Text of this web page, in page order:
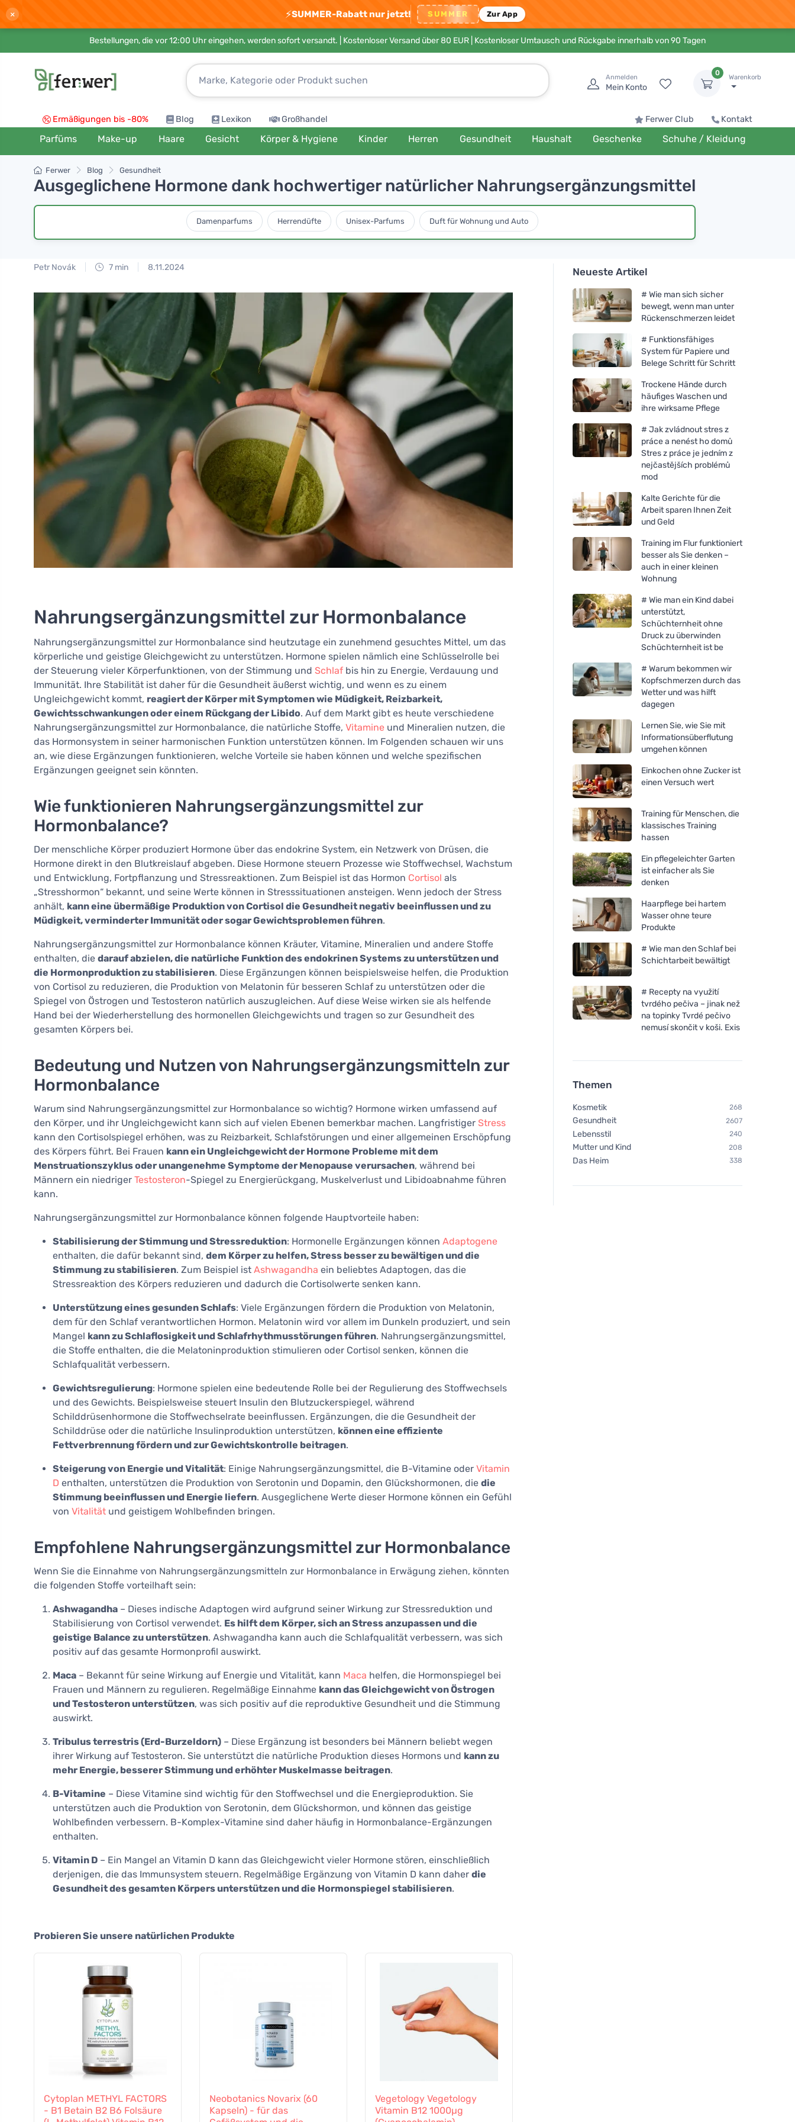
× ⚡SUMMER-Rabatt nur jetzt! SUMMER Zur App
Bestellungen, die vor 12:00 Uhr eingehen, werden sofort versandt. | Kostenloser Versand über 80 EUR | Kostenloser Umtausch und Rückgabe innerhalb von 90 Tagen
Anmelden
Mein Konto
0
Warenkorb
Ermäßigungen bis -80% Blog Lexikon Großhandel Ferwer Club Kontakt
Parfüms Make-up Haare Gesicht Körper & Hygiene Kinder Herren Gesundheit Haushalt Geschenke Schuhe / Kleidung
Ferwer Blog Gesundheit
Ausgeglichene Hormone dank hochwertiger natürlicher Nahrungsergänzungsmittel
Damenparfums Herrendüfte Unisex-Parfums Duft für Wohnung und Auto
Petr Novák 7 min 8.11.2024
Nahrungsergänzungsmittel zur Hormonbalance
Nahrungsergänzungsmittel zur Hormonbalance sind heutzutage ein zunehmend gesuchtes Mittel, um das
körperliche und geistige Gleichgewicht zu unterstützen. Hormone spielen nämlich eine Schlüsselrolle bei
der Steuerung vieler Körperfunktionen, von der Stimmung und Schlaf bis hin zu Energie, Verdauung und
Immunität. Ihre Stabilität ist daher für die Gesundheit äußerst wichtig, und wenn es zu einem
Ungleichgewicht kommt, reagiert der Körper mit Symptomen wie Müdigkeit, Reizbarkeit,
Gewichtsschwankungen oder einem Rückgang der Libido. Auf dem Markt gibt es heute verschiedene
Nahrungsergänzungsmittel zur Hormonbalance, die natürliche Stoffe, Vitamine und Mineralien nutzen, die
das Hormonsystem in seiner harmonischen Funktion unterstützen können. Im Folgenden schauen wir uns
an, wie diese Ergänzungen funktionieren, welche Vorteile sie haben können und welche spezifischen
Ergänzungen geeignet sein könnten.
Wie funktionieren Nahrungsergänzungsmittel zur
Hormonbalance?
Der menschliche Körper produziert Hormone über das endokrine System, ein Netzwerk von Drüsen, die
Hormone direkt in den Blutkreislauf abgeben. Diese Hormone steuern Prozesse wie Stoffwechsel, Wachstum
und Entwicklung, Fortpflanzung und Stressreaktionen. Zum Beispiel ist das Hormon Cortisol als
„Stresshormon“ bekannt, und seine Werte können in Stresssituationen ansteigen. Wenn jedoch der Stress
anhält, kann eine übermäßige Produktion von Cortisol die Gesundheit negativ beeinflussen und zu
Müdigkeit, verminderter Immunität oder sogar Gewichtsproblemen führen.
Nahrungsergänzungsmittel zur Hormonbalance können Kräuter, Vitamine, Mineralien und andere Stoffe
enthalten, die darauf abzielen, die natürliche Funktion des endokrinen Systems zu unterstützen und
die Hormonproduktion zu stabilisieren. Diese Ergänzungen können beispielsweise helfen, die Produktion
von Cortisol zu reduzieren, die Produktion von Melatonin für besseren Schlaf zu unterstützen oder die
Spiegel von Östrogen und Testosteron natürlich auszugleichen. Auf diese Weise wirken sie als helfende
Hand bei der Wiederherstellung des hormonellen Gleichgewichts und tragen so zur Gesundheit des
gesamten Körpers bei.
Bedeutung und Nutzen von Nahrungsergänzungsmitteln zur
Hormonbalance
Warum sind Nahrungsergänzungsmittel zur Hormonbalance so wichtig? Hormone wirken umfassend auf
den Körper, und ihr Ungleichgewicht kann sich auf vielen Ebenen bemerkbar machen. Langfristiger Stress
kann den Cortisolspiegel erhöhen, was zu Reizbarkeit, Schlafstörungen und einer allgemeinen Erschöpfung
des Körpers führt. Bei Frauen kann ein Ungleichgewicht der Hormone Probleme mit dem
Menstruationszyklus oder unangenehme Symptome der Menopause verursachen, während bei
Männern ein niedriger Testosteron-Spiegel zu Energierückgang, Muskelverlust und Libidoabnahme führen
kann.
Nahrungsergänzungsmittel zur Hormonbalance können folgende Hauptvorteile haben:
Stabilisierung der Stimmung und Stressreduktion: Hormonelle Ergänzungen können Adaptogene
enthalten, die dafür bekannt sind, dem Körper zu helfen, Stress besser zu bewältigen und die
Stimmung zu stabilisieren. Zum Beispiel ist Ashwagandha ein beliebtes Adaptogen, das die
Stressreaktion des Körpers reduzieren und dadurch die Cortisolwerte senken kann.
Unterstützung eines gesunden Schlafs: Viele Ergänzungen fördern die Produktion von Melatonin,
dem für den Schlaf verantwortlichen Hormon. Melatonin wird vor allem im Dunkeln produziert, und sein
Mangel kann zu Schlaflosigkeit und Schlafrhythmusstörungen führen. Nahrungsergänzungsmittel,
die Stoffe enthalten, die die Melatoninproduktion stimulieren oder Cortisol senken, können die
Schlafqualität verbessern.
Gewichtsregulierung: Hormone spielen eine bedeutende Rolle bei der Regulierung des Stoffwechsels
und des Gewichts. Beispielsweise steuert Insulin den Blutzuckerspiegel, während
Schilddrüsenhormone die Stoffwechselrate beeinflussen. Ergänzungen, die die Gesundheit der
Schilddrüse oder die natürliche Insulinproduktion unterstützen, können eine effiziente
Fettverbrennung fördern und zur Gewichtskontrolle beitragen.
Steigerung von Energie und Vitalität: Einige Nahrungsergänzungsmittel, die B-Vitamine oder Vitamin
D enthalten, unterstützen die Produktion von Serotonin und Dopamin, den Glückshormonen, die die
Stimmung beeinflussen und Energie liefern. Ausgeglichene Werte dieser Hormone können ein Gefühl
von Vitalität und geistigem Wohlbefinden bringen.
Empfohlene Nahrungsergänzungsmittel zur Hormonbalance
Wenn Sie die Einnahme von Nahrungsergänzungsmitteln zur Hormonbalance in Erwägung ziehen, könnten
die folgenden Stoffe vorteilhaft sein:
Ashwagandha – Dieses indische Adaptogen wird aufgrund seiner Wirkung zur Stressreduktion und
Stabilisierung von Cortisol verwendet. Es hilft dem Körper, sich an Stress anzupassen und die
geistige Balance zu unterstützen. Ashwagandha kann auch die Schlafqualität verbessern, was sich
positiv auf das gesamte Hormonprofil auswirkt.
Maca – Bekannt für seine Wirkung auf Energie und Vitalität, kann Maca helfen, die Hormonspiegel bei
Frauen und Männern zu regulieren. Regelmäßige Einnahme kann das Gleichgewicht von Östrogen
und Testosteron unterstützen, was sich positiv auf die reproduktive Gesundheit und die Stimmung
auswirkt.
Tribulus terrestris (Erd-Burzeldorn) – Diese Ergänzung ist besonders bei Männern beliebt wegen
ihrer Wirkung auf Testosteron. Sie unterstützt die natürliche Produktion dieses Hormons und kann zu
mehr Energie, besserer Stimmung und erhöhter Muskelmasse beitragen.
B-Vitamine – Diese Vitamine sind wichtig für den Stoffwechsel und die Energieproduktion. Sie
unterstützen auch die Produktion von Serotonin, dem Glückshormon, und können das geistige
Wohlbefinden verbessern. B-Komplex-Vitamine sind daher häufig in Hormonbalance-Ergänzungen
enthalten.
Vitamin D – Ein Mangel an Vitamin D kann das Gleichgewicht vieler Hormone stören, einschließlich
derjenigen, die das Immunsystem steuern. Regelmäßige Ergänzung von Vitamin D kann daher die
Gesundheit des gesamten Körpers unterstützen und die Hormonspiegel stabilisieren.
Probieren Sie unsere natürlichen Produkte
Cytoplan METHYL FACTORS
- B1 Betain B2 B6 Folsäure
Neobotanics Novarix (60
Kapseln) - für das
Vegetology Vegetology
Vitamin B12 1000µg
Neueste Artikel
# Wie man sich sicher
bewegt, wenn man unter
Rückenschmerzen leidet
# Funktionsfähiges
System für Papiere und
Belege Schritt für Schritt
Trockene Hände durch
häufiges Waschen und
ihre wirksame Pflege
# Jak zvládnout stres z
práce a nenést ho domů
Stres z práce je jedním z
nejčastějších problémů
mod
Kalte Gerichte für die
Arbeit sparen Ihnen Zeit
und Geld
Training im Flur funktioniert
besser als Sie denken –
auch in einer kleinen
Wohnung
# Wie man ein Kind dabei
unterstützt,
Schüchternheit ohne
Druck zu überwinden
Schüchternheit ist be
# Warum bekommen wir
Kopfschmerzen durch das
Wetter und was hilft
dagegen
Lernen Sie, wie Sie mit
Informationsüberflutung
umgehen können
Einkochen ohne Zucker ist
einen Versuch wert
Training für Menschen, die
klassisches Training
hassen
Ein pflegeleichter Garten
ist einfacher als Sie
denken
Haarpflege bei hartem
Wasser ohne teure
Produkte
# Wie man den Schlaf bei
Schichtarbeit bewältigt
# Recepty na využití
tvrdého pečiva – jinak než
na topinky Tvrdé pečivo
nemusí skončit v koši. Exis
Themen
Kosmetik 268
Gesundheit 2607
Lebensstil 240
Mutter und Kind 208
Das Heim 338